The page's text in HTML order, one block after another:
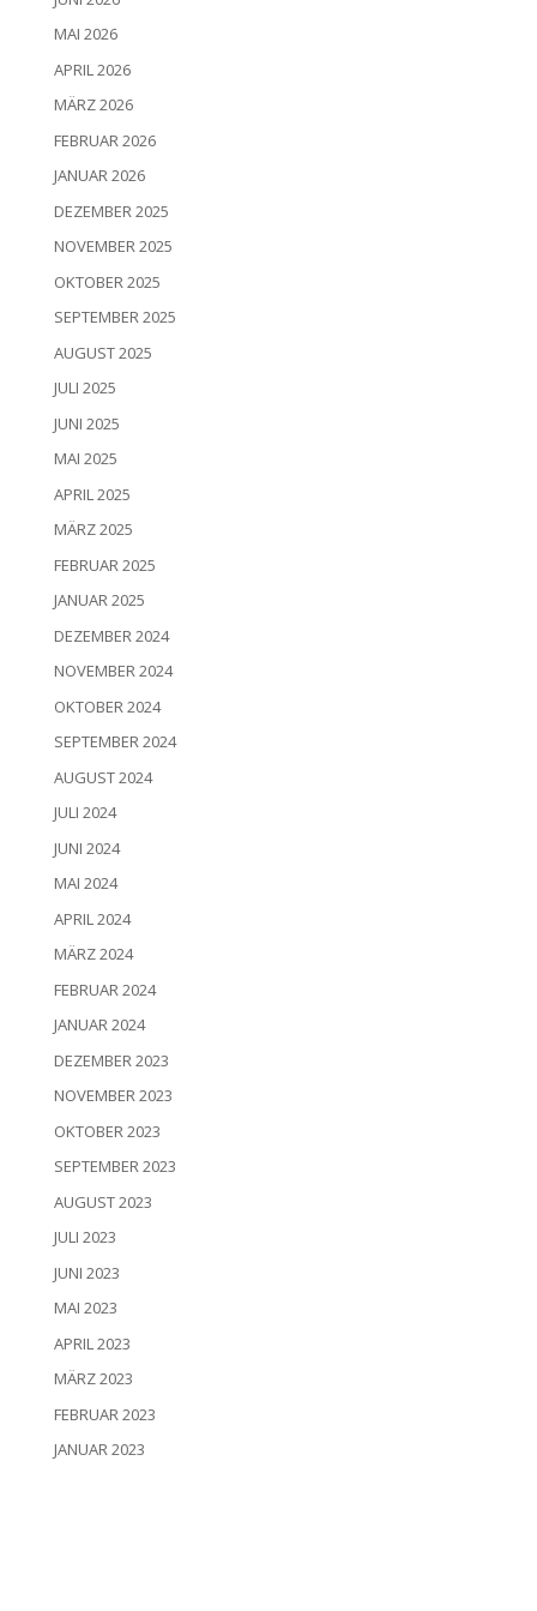
MAI 2026
APRIL 2026
MÄRZ 2026
FEBRUAR 2026
JANUAR 2026
DEZEMBER 2025
NOVEMBER 2025
OKTOBER 2025
SEPTEMBER 2025
AUGUST 2025
JULI 2025
JUNI 2025
MAI 2025
APRIL 2025
MÄRZ 2025
FEBRUAR 2025
JANUAR 2025
DEZEMBER 2024
NOVEMBER 2024
OKTOBER 2024
SEPTEMBER 2024
AUGUST 2024
JULI 2024
JUNI 2024
MAI 2024
APRIL 2024
MÄRZ 2024
FEBRUAR 2024
JANUAR 2024
DEZEMBER 2023
NOVEMBER 2023
OKTOBER 2023
SEPTEMBER 2023
AUGUST 2023
JULI 2023
JUNI 2023
MAI 2023
APRIL 2023
MÄRZ 2023
FEBRUAR 2023
JANUAR 2023